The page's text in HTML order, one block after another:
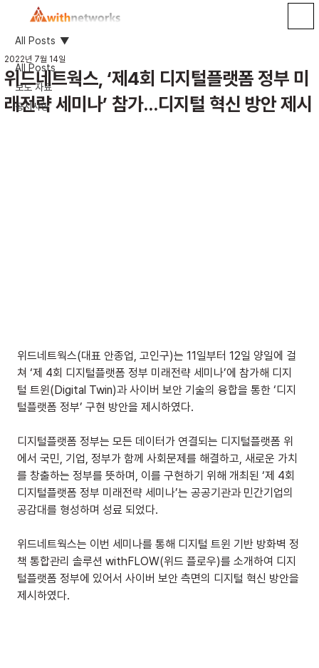
All Posts
보도 자료
공지사항
All Posts
위드네트웍스, ‘제4회 디지털플랫폼 정부 미
래전략 세미나’ 참가...디지털 혁신 방안 제시
2022년 7월 14일
위드네트웍스(대표 안종업, 고인구)는 11일부터 12일 양일에 걸
쳐 ‘제 4회 디지털플랫폼 정부 미래전략 세미나’에 참가해 디지
털 트윈(Digital Twin)과 사이버 보안 기술의 융합을 통한 ‘디지
털플랫폼 정부’ 구현 방안을 제시하였다.
디지털플랫폼 정부는 모든 데이터가 연결되는 디지털플랫폼 위
에서 국민, 기업, 정부가 함께 사회문제를 해결하고, 새로운 가치
를 창출하는 정부를 뜻하며, 이를 구현하기 위해 개최된 ‘제 4회
디지털플랫폼 정부 미래전략 세미나’는 공공기관과 민간기업의
공감대를 형성하며 성료 되었다.
위드네트웍스는 이번 세미나를 통해 디지털 트윈 기반 방화벽 정
책 통합관리 솔루션 withFLOW(위드 플로우)를 소개하여 디지
털플랫폼 정부에 있어서 사이버 보안 측면의 디지털 혁신 방안을
제시하였다.